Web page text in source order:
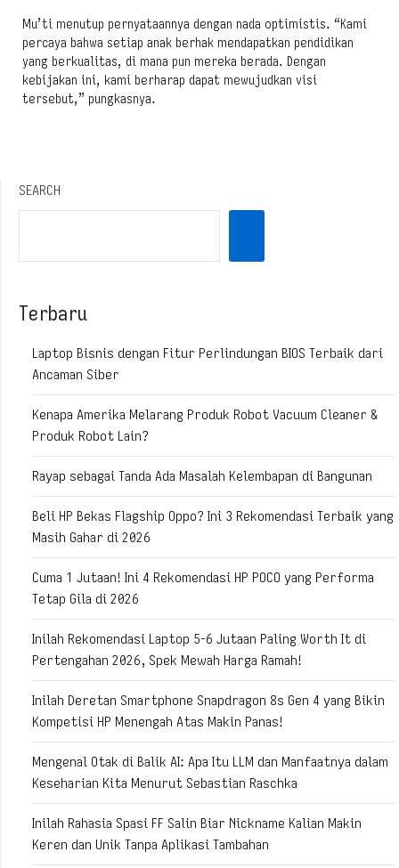
Mu’ti menutup pernyataannya dengan nada optimistis. “Kami
percaya bahwa setiap anak berhak mendapatkan pendidikan
yang berkualitas, di mana pun mereka berada. Dengan
kebijakan ini, kami berharap dapat mewujudkan visi
tersebut,” pungkasnya.
SEARCH
Terbaru
Laptop Bisnis dengan Fitur Perlindungan BIOS Terbaik dari
Ancaman Siber
Kenapa Amerika Melarang Produk Robot Vacuum Cleaner &
Produk Robot Lain?
Rayap sebagai Tanda Ada Masalah Kelembapan di Bangunan
Beli HP Bekas Flagship Oppo? Ini 3 Rekomendasi Terbaik yang
Masih Gahar di 2026
Cuma 1 Jutaan! Ini 4 Rekomendasi HP POCO yang Performa
Tetap Gila di 2026
Inilah Rekomendasi Laptop 5-6 Jutaan Paling Worth It di
Pertengahan 2026, Spek Mewah Harga Ramah!
Inilah Deretan Smartphone Snapdragon 8s Gen 4 yang Bikin
Kompetisi HP Menengah Atas Makin Panas!
Mengenal Otak di Balik AI: Apa Itu LLM dan Manfaatnya dalam
Keseharian Kita Menurut Sebastian Raschka
Inilah Rahasia Spasi FF Salin Biar Nickname Kalian Makin
Keren dan Unik Tanpa Aplikasi Tambahan